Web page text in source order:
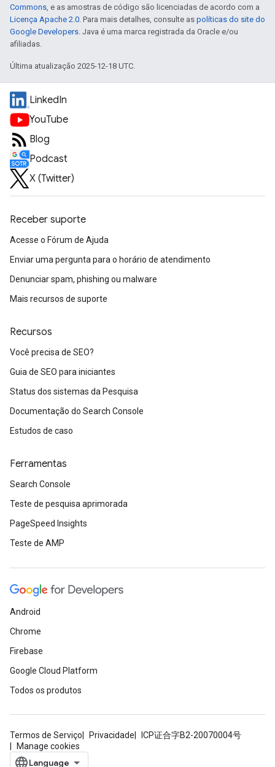
Commons, e as amostras de código são licenciadas de acordo com a
Licença Apache 2.0. Para mais detalhes, consulte as políticas do site do
Google Developers. Java é uma marca registrada da Oracle e/ou
afiliadas.
Última atualização 2025-12-18 UTC.
LinkedIn
YouTube
Blog
Podcast
X (Twitter)
Receber suporte
Acesse o Fórum de Ajuda
Enviar uma pergunta para o horário de atendimento
Denunciar spam, phishing ou malware
Mais recursos de suporte
Recursos
Você precisa de SEO?
Guia de SEO para iniciantes
Status dos sistemas da Pesquisa
Documentação do Search Console
Estudos de caso
Ferramentas
Search Console
Teste de pesquisa aprimorada
PageSpeed Insights
Teste de AMP
Android
Chrome
Firebase
Google Cloud Platform
Todos os produtos
Termos de Serviço Privacidade
ICP证合字B2-20070004号
Manage cookies